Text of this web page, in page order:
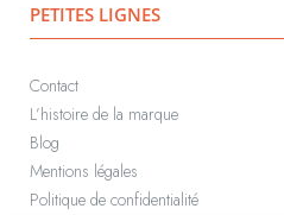
PETITES LIGNES
Contact
L’histoire de la marque
Blog
Mentions légales
Politique de confidentialité